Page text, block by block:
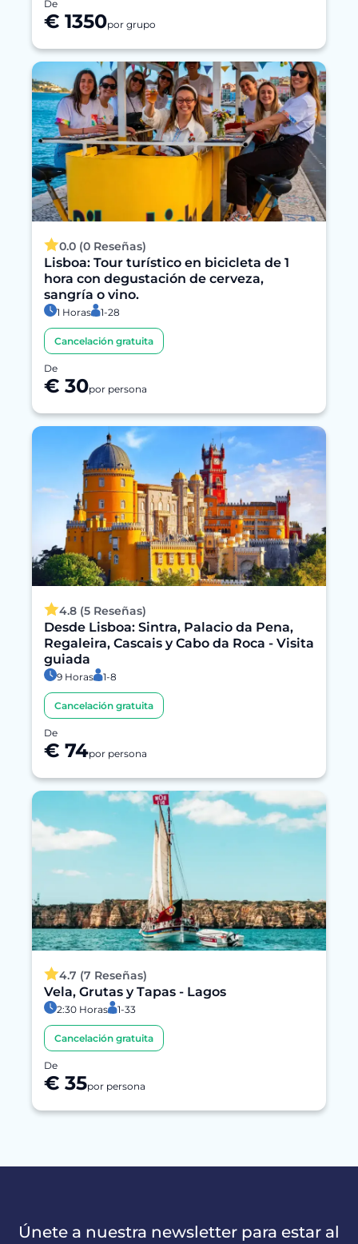
De
€ 1350por grupo
0.0 (0 Reseñas)
Lisboa: Tour turístico en bicicleta de 1
hora con degustación de cerveza,
sangría o vino.
1 Horas 1-28
Cancelación gratuita
De
€ 30por persona
4.8 (5 Reseñas)
Desde Lisboa: Sintra, Palacio da Pena,
Regaleira, Cascais y Cabo da Roca - Visita
guiada
9 Horas 1-8
Cancelación gratuita
De
€ 74por persona
4.7 (7 Reseñas)
Vela, Grutas y Tapas - Lagos
2:30 Horas 1-33
Cancelación gratuita
De
€ 35por persona
Únete a nuestra newsletter para estar al